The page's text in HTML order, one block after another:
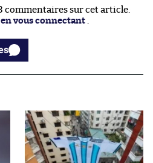
commentaires sur cet article.
en vous connectant .